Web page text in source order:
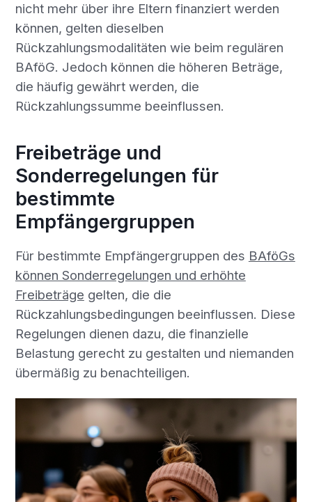
nicht mehr über ihre Eltern finanziert werden
können, gelten dieselben
Rückzahlungsmodalitäten wie beim regulären
BAföG. Jedoch können die höheren Beträge,
die häufig gewährt werden, die
Rückzahlungssumme beeinflussen.
Freibeträge und
Sonderregelungen für
bestimmte
Empfängergruppen
Für bestimmte Empfängergruppen des BAföGs
können Sonderregelungen und erhöhte
Freibeträge gelten, die die
Rückzahlungsbedingungen beeinflussen. Diese
Regelungen dienen dazu, die finanzielle
Belastung gerecht zu gestalten und niemanden
übermäßig zu benachteiligen.